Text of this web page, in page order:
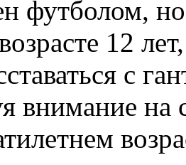
футболом,
12
с
внимание на